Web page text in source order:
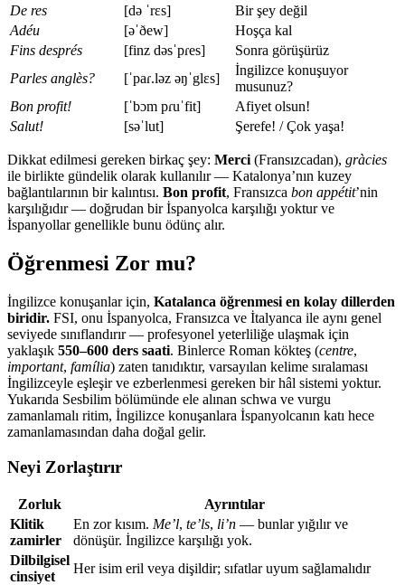
De res
[də ˈrɛs]
Bir şey değil
Adéu
[əˈðew]
Hoşça kal
Fins després
[finz dəsˈpɾes]
Sonra görüşürüz
Parles anglès?
[ˈpaɾ.ləz əŋˈglɛs]
İngilizce konuşuyor
musunuz?
Bon profit!
[ˈbɔm pɾuˈfit]
Afiyet olsun!
Salut!
[səˈlut] Şerefe! / Çok yaşa!
Dikkat edilmesi gereken birkaç şey: Merci (Fransızcadan), gràcies
ile birlikte gündelik olarak kullanılır — Katalonya’nın kuzey
bağlantılarının bir kalıntısı. Bon profit, Fransızca bon appétit’nin
karşılığıdır — doğrudan bir İspanyolca karşılığı yoktur ve
İspanyollar genellikle bunu ödünç alır.
Öğrenmesi Zor mu?
İngilizce konuşanlar için, Katalanca öğrenmesi en kolay dillerden
biridir. FSI, onu İspanyolca, Fransızca ve İtalyanca ile aynı genel
seviyede sınıflandırır — profesyonel yeterliliğe ulaşmak için
yaklaşık 550–600 ders saati. Binlerce Roman kökteş (centre,
important, família) zaten tanıdıktır, varsayılan kelime sıralaması
İngilizceyle eşleşir ve ezberlenmesi gereken bir hâl sistemi yoktur.
Yukarıda Sesbilim bölümünde ele alınan schwa ve vurgu
zamanlamalı ritim, İngilizce konuşanlara İspanyolcanın katı hece
zamanlamasından daha doğal gelir.
Neyi Zorlaştırır
Zorluk
Ayrıntılar
Klitik
zamirler
En zor kısım. Me’l, te’ls, li’n — bunlar yığılır ve
dönüşür. İngilizce karşılığı yok.
Dilbilgisel
cinsiyet
Her isim eril veya dişildir; sıfatlar uyum sağlamalıdır